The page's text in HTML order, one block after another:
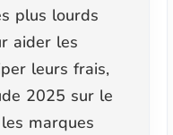
plus lourds
aider les
leurs frais,
2025 sur le
marques